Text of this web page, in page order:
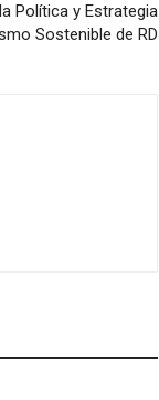
Política y Estrategia
Sostenible de RD